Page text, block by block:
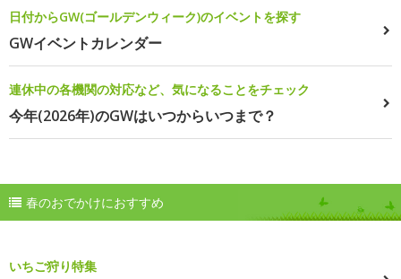
日付からGW(ゴールデンウィーク)のイベントを探す
GWイベントカレンダー
連休中の各機関の対応など、気になることをチェック
今年(2026年)のGWはいつからいつまで？
春のおでかけにおすすめ
いちご狩り特集